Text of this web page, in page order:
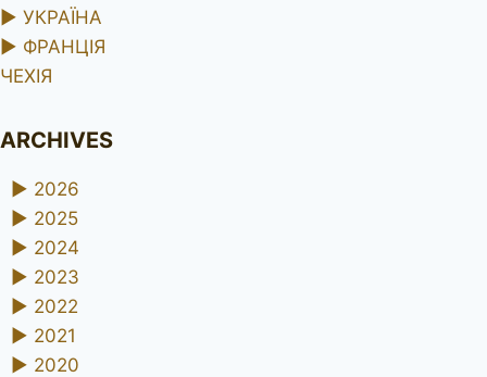
► УКРАЇНА
► ФРАНЦІЯ
ЧЕХІЯ
ARCHIVES
► 2026
► 2025
► 2024
► 2023
► 2022
► 2021
► 2020